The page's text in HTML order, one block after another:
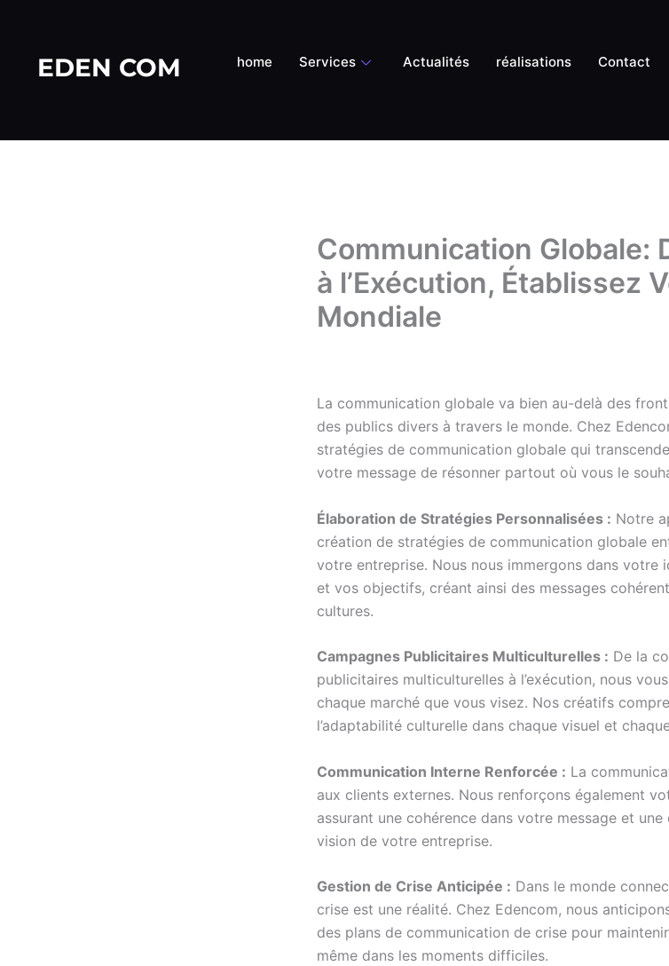
contenuEDEN COM home Services Actualités réalisations Contact
Communication Globale:
à l’Exécution, Établissez
Mondiale
La communication globale va bien au-delà des
des publics divers à travers le monde. Chez
stratégies de communication globale qui
votre message de résonner partout où vous le
Élaboration de Stratégies Personnalisées : Notre
création de stratégies de communication globale
votre entreprise. Nous nous immergons dans votre
et vos objectifs, créant ainsi des messages
cultures.
Campagnes Publicitaires Multiculturelles : De la
publicitaires multiculturelles à l’exécution, nous
chaque marché que vous visez. Nos créatifs
l’adaptabilité culturelle dans chaque visuel et
Communication Interne Renforcée : La
aux clients externes. Nous renforçons également
assurant une cohérence dans votre message et
vision de votre entreprise.
Gestion de Crise Anticipée : Dans le monde
crise est une réalité. Chez Edencom, nous
des plans de communication de crise pour
même dans les moments difficiles.